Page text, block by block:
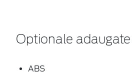
Optionale adaugate
ABS